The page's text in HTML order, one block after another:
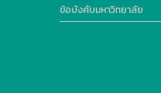
ข้อบังคับมหาวิทยาลัย